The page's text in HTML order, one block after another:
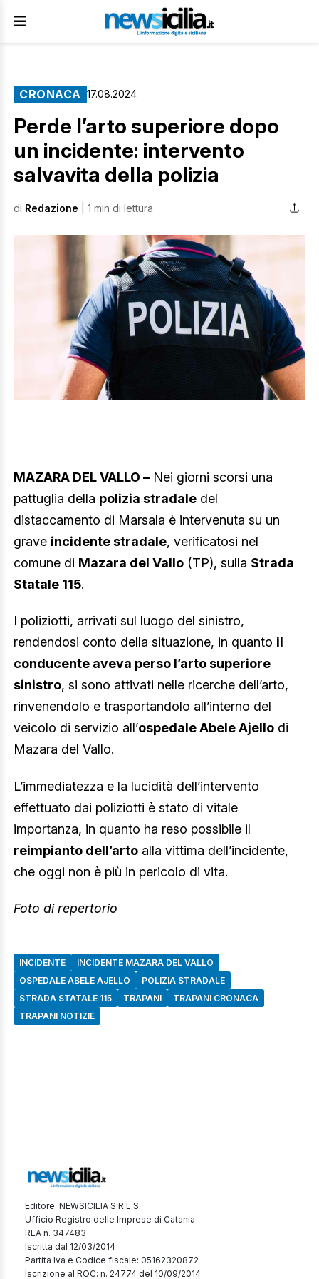
CRONACA 17.08.2024
Perde l’arto superiore dopo
un incidente: intervento
salvavita della polizia
di Redazione | 1 min di lettura
MAZARA DEL VALLO – Nei giorni scorsi una
pattuglia della polizia stradale del
distaccamento di Marsala è intervenuta su un
grave incidente stradale, verificatosi nel
comune di Mazara del Vallo (TP), sulla Strada
Statale 115.
I poliziotti, arrivati sul luogo del sinistro,
rendendosi conto della situazione, in quanto il
conducente aveva perso l’arto superiore
sinistro, si sono attivati nelle ricerche dell’arto,
rinvenendolo e trasportandolo all’interno del
veicolo di servizio all’ospedale Abele Ajello di
Mazara del Vallo.
L’immediatezza e la lucidità dell’intervento
effettuato dai poliziotti è stato di vitale
importanza, in quanto ha reso possibile il
reimpianto dell’arto alla vittima dell’incidente,
che oggi non è più in pericolo di vita.
Foto di repertorio
INCIDENTE
INCIDENTE MAZARA DEL VALLO
OSPEDALE ABELE AJELLO
POLIZIA STRADALE
STRADA STATALE 115
TRAPANI
TRAPANI CRONACA
TRAPANI NOTIZIE
Editore: NEWSICILIA S.R.L.S.
Ufficio Registro delle Imprese di Catania
REA n. 347483
Iscritta dal 12/03/2014
Partita Iva e Codice fiscale: 05162320872
Iscrizione al ROC: n. 24774 del 10/09/2014